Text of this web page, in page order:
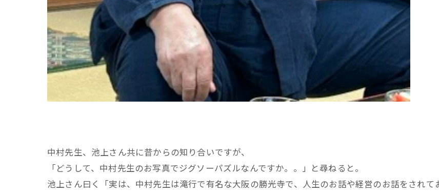
中村先生、池上さん共に昔からの知り合いですが、
「どうして、中村先生のお写真でジグソーパズルなんですか。。」と尋ねると。
池上さん曰く「実は、中村先生は滝行で有名な大阪の勝光寺で、人生のお話や経営のお話をされ